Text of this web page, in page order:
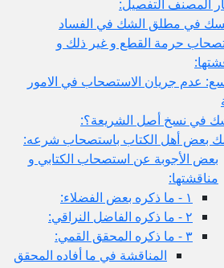
المصنف التفصيل:
في مطلق الشك في الفساد
حرمة القطع و غير ذلك و
عدم جريان الاستصحاب في الامور
في نسخ أصل الشريعة؟:
بعض أهل الكتاب باستصحاب شرعه:
بعض الأجوبة عن استصحاب الكتابي و
مناقشتها:
١ - ما ذكره بعض الفضلاء:
٢ - ما ذكره الفاضل النراقي:
٣ - ما ذكره المحقق القمي:
المناقشة في ما أفاده المحقق